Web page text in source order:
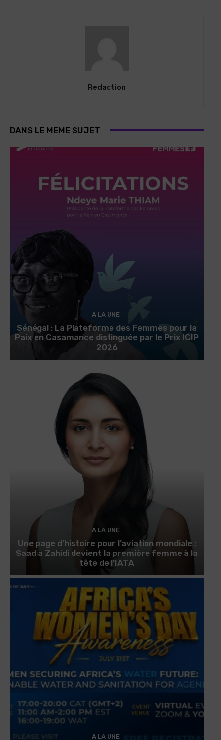
Redaction
DANS LE MEME SUJET
A LA UNE
Sénégal : La Plateforme des Femmes pour la
Paix en Casamance distinguée par le Prix ICIP
2026
A LA UNE
Une page d’histoire pour l’aviation mondiale :
Saadia Zahidi devient la première femme à la
tête de l’IATA
A LA UNE